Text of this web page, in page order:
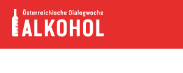
Skip
content